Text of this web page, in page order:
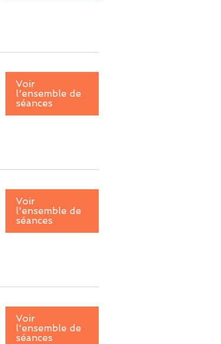
Voir
l'ensemble de
séances
Voir
l'ensemble de
séances
Voir
l'ensemble de
séances